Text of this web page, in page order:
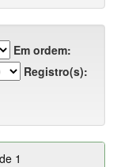
Em ordem:
Registro(s):
1